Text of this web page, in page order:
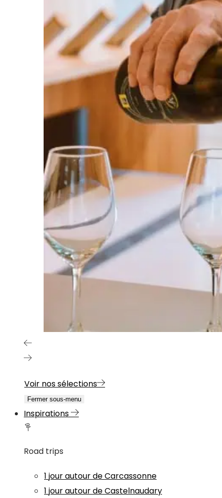
Voir nos sélections
Fermer sous-menu
Inspirations
Road trips
1 jour autour de Carcassonne
1 jour autour de Castelnaudary